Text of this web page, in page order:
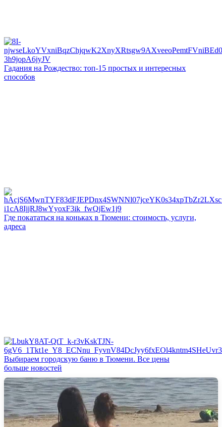
Гадания на Рождество: топ-15 простых и интересных
способов
Где покататься на коньках в Тюмени: стоимость, услуги,
адреса
Выбираем городскую баню в Тюмени. Все цены
больше новостей